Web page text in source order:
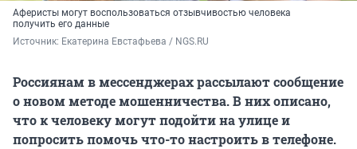
Аферисты могут воспользоваться отзывчивостью человека
получить его данные
Источник: Екатерина Евстафьева / NGS.RU
Россиянам в мессенджерах рассылают сообщение
о новом методе мошенничества. В них описано,
что к человеку могут подойти на улице и
попросить помочь что-то настроить в телефоне.